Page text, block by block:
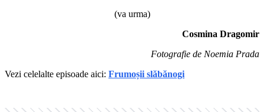
(va urma)
Cosmina Dragomir
Fotografie de Noemia Prada
Vezi celelalte episoade aici: Frumoșii slăbănogi